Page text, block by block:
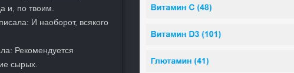
и, по твоим.
писала: И наоборот, всякого
Рекомендуется
сырых.